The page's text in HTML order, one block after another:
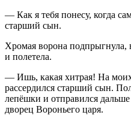
— Как я тебя понесу, когда
старший сын.
Хромая ворона подпрыгнула,
и полетела.
— Ишь, какая хитрая! На
рассердился старший сын.
лепёшки и отправился
дворец Вороньего царя.